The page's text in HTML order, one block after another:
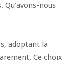
Qu'avons-nous
adoptant la
Ce choix